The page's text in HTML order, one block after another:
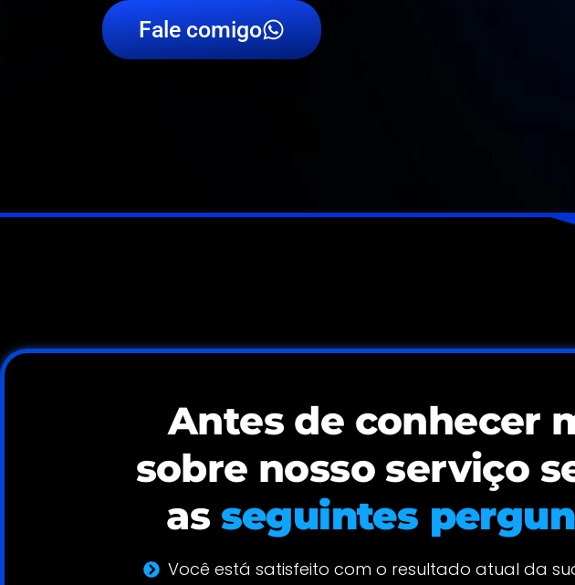
Fale comigo
Antes de conhecer
sobre nosso serviço
as seguintes
Você está satisfeito com o resultado atual da